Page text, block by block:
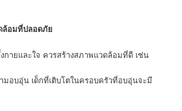
ล้อมที่ปลอดภัย
กายและใจ ควรสร้างสภาพแวดล้อมที่ดี เช่น
มอบอุ่น เด็กที่เติบโตในครอบครัวที่อบอุ่นจะมี